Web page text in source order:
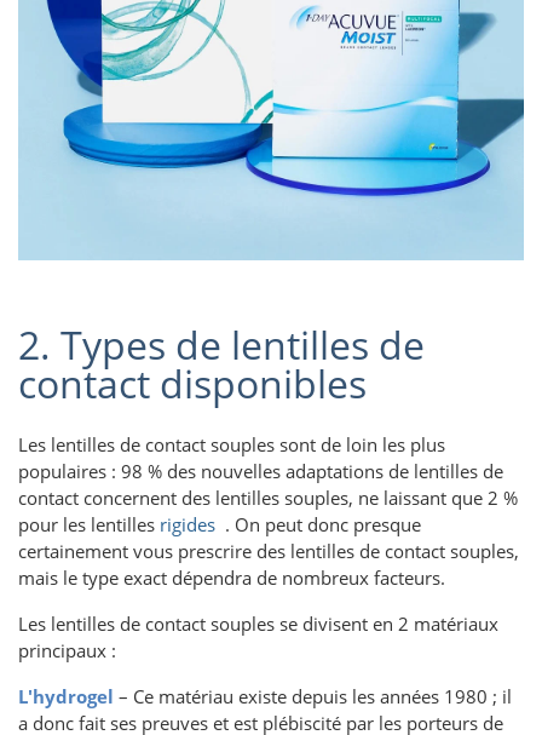
2. Types de lentilles de
contact disponibles
Les lentilles de contact souples sont de loin les plus
populaires : 98 % des nouvelles adaptations de lentilles de
contact concernent des lentilles souples, ne laissant que 2 %
pour les lentilles rigides . On peut donc presque
certainement vous prescrire des lentilles de contact souples,
mais le type exact dépendra de nombreux facteurs.
Les lentilles de contact souples se divisent en 2 matériaux
principaux :
L'hydrogel – Ce matériau existe depuis les années 1980 ; il
a donc fait ses preuves et est plébiscité par les porteurs de